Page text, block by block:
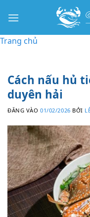
qua
dung
Trang chủ
Cách nấu hủ
duyên hải
ĐĂNG VÀO01/02/2026 BỞI